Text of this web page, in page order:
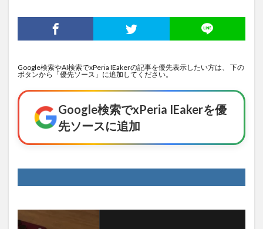
Google検索やAI検索でxPeria IEakerの記事を優先表示したい方は、 下の
ボタンから「優先ソース」に追加してください。
Google検索でxPeria IEakerを優
先ソースに追加